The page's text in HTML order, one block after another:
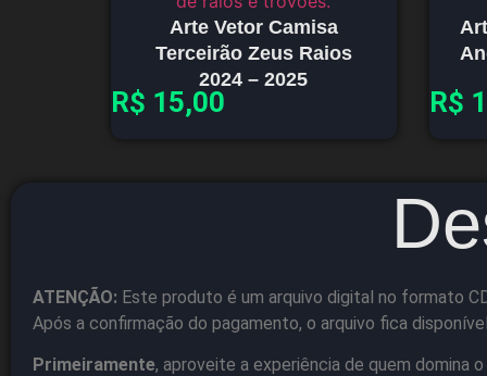
Arte Vetor Camisa
Terceirão Zeus Raios
2024 – 2025
R$ 15,00 R$
ATENÇÃO: Este produto é um arquivo digital no formato
Após a confirmação do pagamento, o arquivo fica
Primeiramente, aproveite a experiência de quem domina